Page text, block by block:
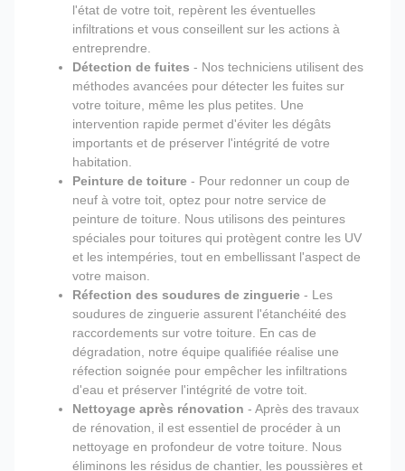
l'état de votre toit, repèrent les éventuelles
infiltrations et vous conseillent sur les actions à
entreprendre.
Détection de fuites - Nos techniciens utilisent des
méthodes avancées pour détecter les fuites sur
votre toiture, même les plus petites. Une
intervention rapide permet d'éviter les dégâts
importants et de préserver l'intégrité de votre
habitation.
Peinture de toiture - Pour redonner un coup de
neuf à votre toit, optez pour notre service de
peinture de toiture. Nous utilisons des peintures
spéciales pour toitures qui protègent contre les UV
et les intempéries, tout en embellissant l'aspect de
votre maison.
Réfection des soudures de zinguerie - Les
soudures de zinguerie assurent l'étanchéité des
raccordements sur votre toiture. En cas de
dégradation, notre équipe qualifiée réalise une
réfection soignée pour empêcher les infiltrations
d'eau et préserver l'intégrité de votre toit.
Nettoyage après rénovation - Après des travaux
de rénovation, il est essentiel de procéder à un
nettoyage en profondeur de votre toiture. Nous
éliminons les résidus de chantier, les poussières et